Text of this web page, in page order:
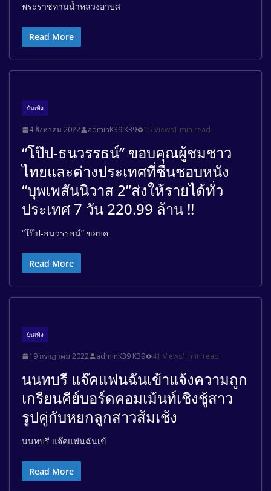
พระราชทานน้ำหลวงอาบศ
Read More
บันเทิง
4 สิงหาคม 2022 adminK39 K39 15 Views1 min read
“โป๊ป-ธนวรรธน์” ขอบคุณผู้ชมชาว
ไทยและต่างประเทศที่ชื่นชอบหนัง
“บุพเพสันนิวาส 2”ส่งให้รายได้ทั่ว
ประเทศ 7 วัน 220.99 ล้าน !!
“โป๊ป-ธนวรรธน์” ขอบค
Read More
บันเทิง
19 กรกฎาคม 2022 adminK39 K39 41 Views1 min read
นนทบรี แจ๊คแฟนฉันเข้าแจ้งความถูก
เกรียนคีย์บอร์ดคอมเม้นท์เชิงชู้สาว
รูปคู่กับหยกลูกสาวส้มเช้ง
นนทบรี แจ๊คแฟนฉันเข้
Read More